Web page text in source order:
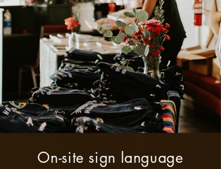
​On-site sign language